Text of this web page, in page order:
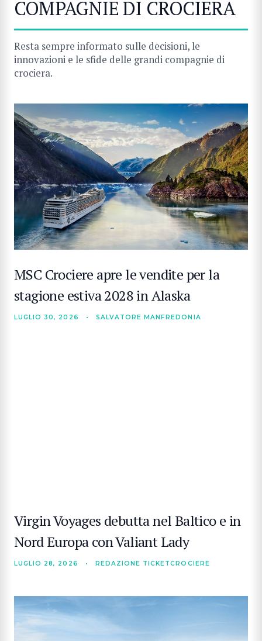
COMPAGNIE DI CROCIERA
Resta sempre informato sulle decisioni, le
innovazioni e le sfide delle grandi compagnie di
crociera.
MSC Crociere apre le vendite per la
stagione estiva 2028 in Alaska
LUGLIO 30, 2026 • SALVATORE MANFREDONIA
Virgin Voyages debutta nel Baltico e in
Nord Europa con Valiant Lady
LUGLIO 28, 2026 • REDAZIONE TICKETCROCIERE